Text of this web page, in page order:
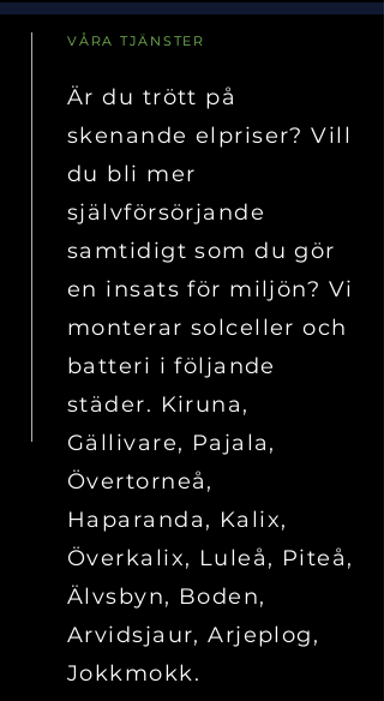
VÅRA TJÄNSTER
Är du trött på
skenande elpriser? Vill
du bli mer
självförsörjande
samtidigt som du gör
en insats för miljön? Vi
monterar solceller och
batteri i följande
städer. Kiruna,
Gällivare, Pajala,
Övertorneå,
Haparanda, Kalix,
Överkalix, Luleå, Piteå,
Älvsbyn, Boden,
Arvidsjaur, Arjeplog,
Jokkmokk.